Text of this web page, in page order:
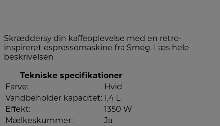
Skræddersy din kaffeoplevelse med en retro-
inspireret espressomaskine fra Smeg. Læs hele
beskrivelsen
Tekniske specifikationer
Farve:
Hvid
Vandbeholder kapacitet: 1,4 L
Effekt:
1350 W
Mælkeskummer:
Ja